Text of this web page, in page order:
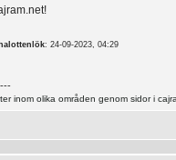
: 24-09-2023, 04:29
inom olika områden genom sidor i